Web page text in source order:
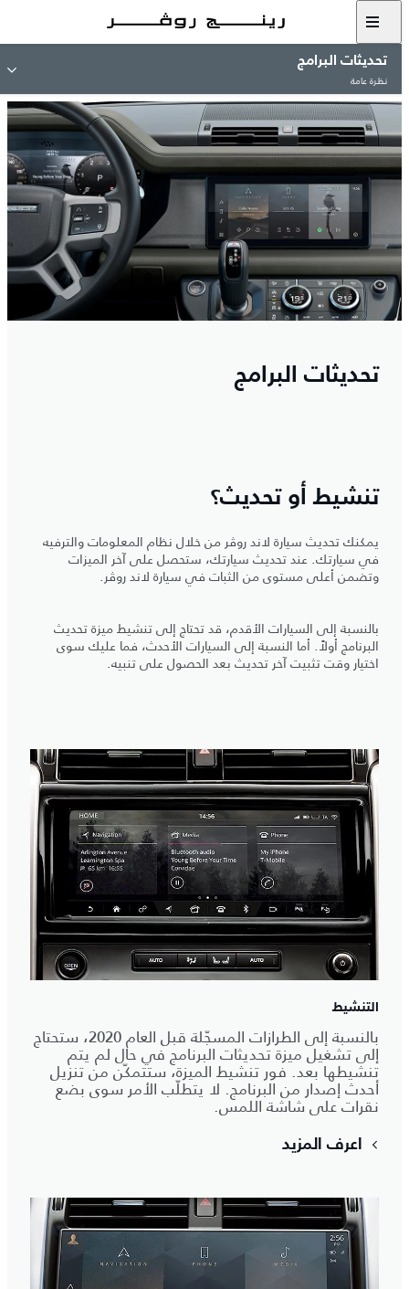
تحديثات البرامج
نظرة عامة
تحديثات البرامج
تنشيط أو تحديث؟
يمكنك تحديث سيارة لاند روڤر من خلال نظام المعلومات والترفيه
في سيارتك. عند تحديث سيارتك، ستحصل على آخر الميزات
وتضمن أعلى مستوى من الثبات في سيارة لاند روڤر.
بالنسبة إلى السيارات الأقدم، قد تحتاج إلى تنشيط ميزة تحديث
البرنامج أولاً. أما النسبة إلى السيارات الأحدث، فما عليك سوى
اختيار وقت تثبيت آخر تحديث بعد الحصول على تنبيه.
التنشيط
بالنسبة إلى الطرازات المسجّلة قبل العام 2020، ستحتاج
إلى تشغيل ميزة تحديثات البرنامج في حال لم يتم
تنشيطها بعد. فور تنشيط الميزة، ستتمكّن من تنزيل
أحدث إصدار من البرنامج. لا يتطلّب الأمر سوى بضع
نقرات على شاشة اللمس.
اعرف المزيد